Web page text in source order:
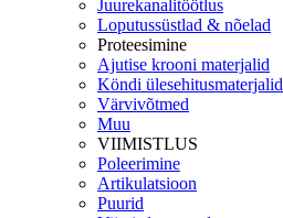
Juurekanalitöötlus
Loputussüstlad & nõelad
Proteesimine
Ajutise krooni materjalid
Köndi ülesehitusmaterjalid
Värvivõtmed
Muu
VIIMISTLUS
Poleerimine
Artikulatsioon
Puurid